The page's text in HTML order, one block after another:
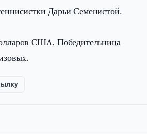
Дарьи Семенистой.
США. Победительница